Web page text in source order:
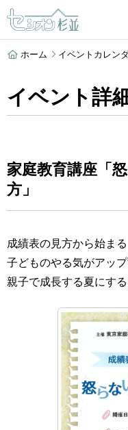
ホーム イベントカレン
イベント詳
家庭教育講座「
方」
成績表の見方から始まる
子どものやる気がアッ
親子で成長する夏にす